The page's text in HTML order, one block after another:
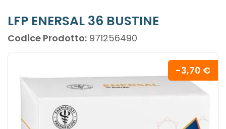
LFP ENERSAL 36 BUSTINE
Codice Prodotto: 971256490
-3,70 €